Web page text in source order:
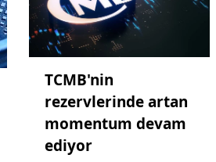
TCMB'nin
rezervlerinde artan
momentum devam
ediyor